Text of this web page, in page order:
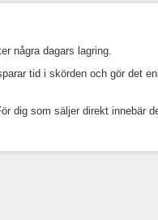
några dagars lagring.
tid i skörden och gör det
dig som säljer direkt innebär